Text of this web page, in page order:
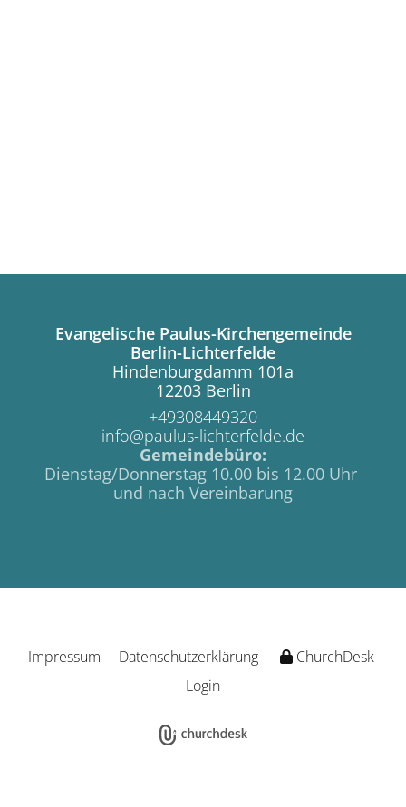
Evangelische Paulus-Kirchengemeinde
Berlin-Lichterfelde
Hindenburgdamm 101a
12203 Berlin
+49308449320
info@paulus-lichterfelde.de
Gemeindebüro:
Dienstag/Donnerstag 10.00 bis 12.00 Uhr
und nach Vereinbarung
Impressum Datenschutzerklärung
ChurchDesk-
Login